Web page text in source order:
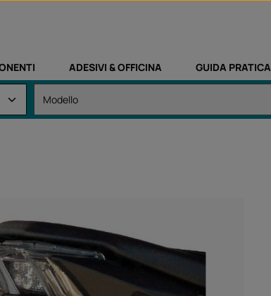
ADESIVI & OFFICINA GUIDA PRATICA